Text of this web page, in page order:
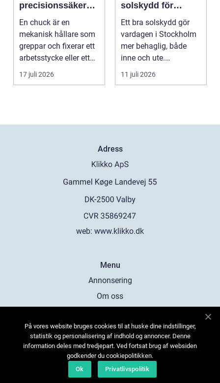
precisionssäker
uppspänning
En chuck är en
mekanisk hållare som
greppar och fixerar ett
arbetsstycke eller ett
verktyg, oftast i...
17 juli 2026
solskydd för
stadsliv och
uteplatser
Ett bra solskydd gör
vardagen i Stockholm
mer behaglig, både
inne och ute.
Somrarna kan vara
varma, ...
11 juli 2026
Adress
web: www.klikko.dk
Menu
Annonsering
Om oss
Kontakta oss
Sitemap
På vores website bruges cookies til at huske dine indstillinger,
statistik og personalisering af indhold og annoncer. Denne
information deles med tredjepart. Ved fortsat brug af websiden
godkender du cookiepolitikken.
Ok
Privatlivspolitik